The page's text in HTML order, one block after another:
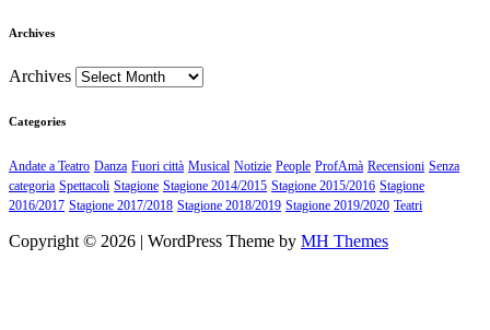
Archives
Archives
Categories
Andate a Teatro Danza Fuori città Musical Notizie People ProfAmà Recensioni Senza
categoria Spettacoli Stagione Stagione 2014/2015 Stagione 2015/2016 Stagione
2016/2017 Stagione 2017/2018 Stagione 2018/2019 Stagione 2019/2020 Teatri
Copyright © 2026 | WordPress Theme by MH Themes